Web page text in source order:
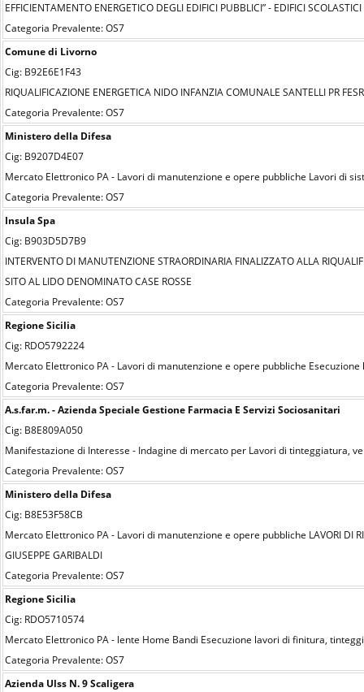
EFFICIENTAMENTO ENERGETICO DEGLI EDIFICI PUBBLICI” - EDIFICI
Categoria Prevalente: OS7
Comune di Livorno
Cig: B92E6E1F43
RIQUALIFICAZIONE ENERGETICA NIDO INFANZIA COMUNALE SANTELLI PR
Categoria Prevalente: OS7
Ministero della Difesa
Cig: B9207D4E07
Mercato Elettronico PA - Lavori di manutenzione e opere pubbliche Lavori di
Categoria Prevalente: OS7
Insula Spa
Cig: B903D5D7B9
INTERVENTO DI MANUTENZIONE STRAORDINARIA FINALIZZATO ALLA
SITO AL LIDO DENOMINATO CASE ROSSE
Categoria Prevalente: OS7
Regione Sicilia
Cig: RDO5792224
Mercato Elettronico PA - Lavori di manutenzione e opere pubbliche
Categoria Prevalente: OS7
A.s.far.m. - Azienda Speciale Gestione Farmacia E Servizi Sociosanitari
Cig: B8E809A050
Manifestazione di Interesse - Indagine di mercato per Lavori di tinteggiatura,
Categoria Prevalente: OS7
Ministero della Difesa
Cig: B8E53F58CB
Mercato Elettronico PA - Lavori di manutenzione e opere pubbliche LAVORI DI
GIUSEPPE GARIBALDI
Categoria Prevalente: OS7
Regione Sicilia
Cig: RDO5710574
Mercato Elettronico PA - lente Home Bandi Esecuzione lavori di finitura,
Categoria Prevalente: OS7
Azienda Ulss N. 9 Scaligera